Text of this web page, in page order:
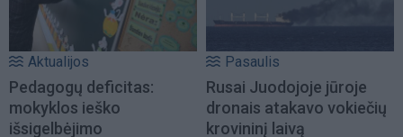
Aktualijos
Pedagogų deficitas:
mokyklos ieško
išsigelbėjimo
Pasaulis
Rusai Juodojoje jūroje
dronais atakavo vokiečių
krovininį laivą